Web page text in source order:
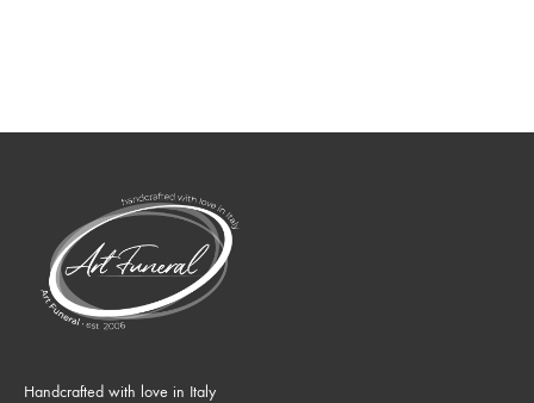
Handcrafted with love in Italy